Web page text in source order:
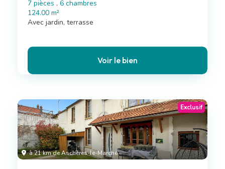
7 pièces , 6 chambres
124.00 m²
Avec jardin, terrasse
Voir le bien
à 21 km de Aschères-le-Marché
Exclusif